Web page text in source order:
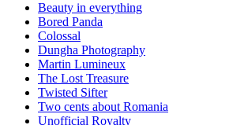
Beauty in everything
Bored Panda
Colossal
Dungha Photography
Martin Lumineux
The Lost Treasure
Twisted Sifter
Two cents about Romania
Unofficial Royalty